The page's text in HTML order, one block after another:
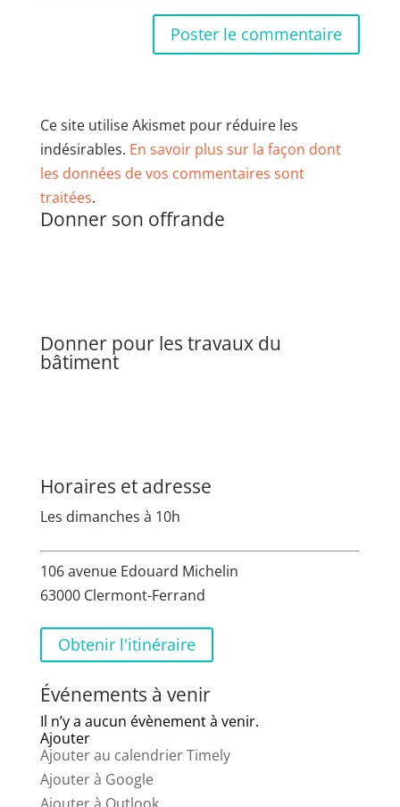
Ce site utilise Akismet pour réduire les
indésirables. En savoir plus sur la façon dont
les données de vos commentaires sont
traitées.
Donner son offrande
Donner pour les travaux du
bâtiment
Horaires et adresse
Les dimanches à 10h
106 avenue Edouard Michelin
63000 Clermont-Ferrand
Obtenir l'itinéraire
Événements à venir
Il n’y a aucun évènement à venir.
Ajouter
Ajouter au calendrier Timely
Ajouter à Google